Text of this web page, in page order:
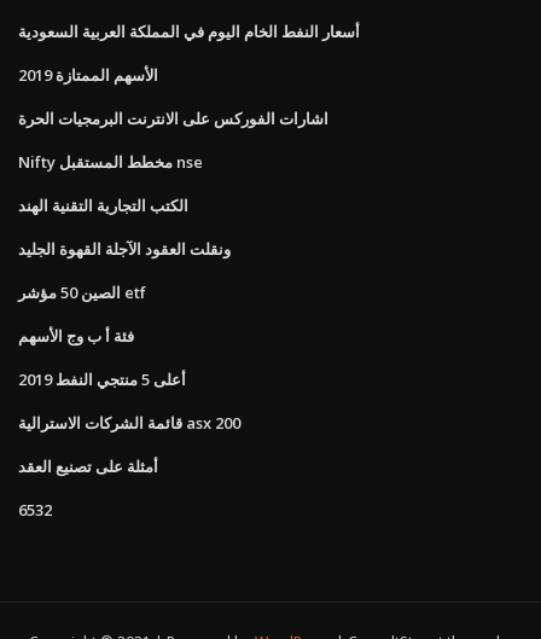
أسعار النفط الخام اليوم في المملكة العربية السعودية
الأسهم الممتازة 2019
اشارات الفوركس على الانترنت البرمجيات الحرة
Nifty مخطط المستقبل nse
الكتب التجارية التقنية الهند
ونقلت العقود الآجلة القهوة الجليد
الصين 50 مؤشر etf
فئة أ ب وج الأسهم
أعلى 5 منتجي النفط 2019
قائمة الشركات الاسترالية asx 200
أمثلة على تصنيع العقد
6532